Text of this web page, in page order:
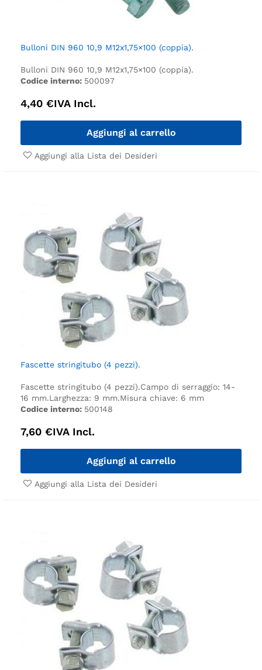
Bulloni DIN 960 10,9 M12x1,75×100 (coppia).
Bulloni DIN 960 10,9 M12x1,75×100 (coppia).
Codice interno: 500097
4,40 €IVA Incl.
Aggiungi al carrello
Aggiungi alla Lista dei Desideri
Fascette stringitubo (4 pezzi).
Fascette stringitubo (4 pezzi).Campo di serraggio: 14-
16 mm.Larghezza: 9 mm.Misura chiave: 6 mm
Codice interno: 500148
7,60 €IVA Incl.
Aggiungi al carrello
Aggiungi alla Lista dei Desideri